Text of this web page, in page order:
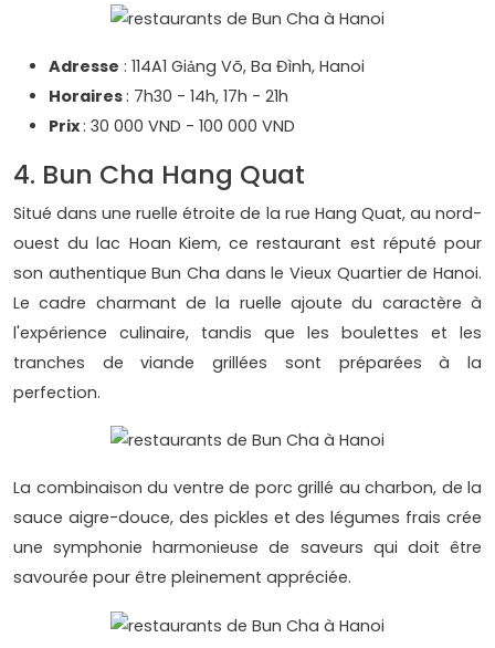
Adresse : 114A1 Giảng Võ, Ba Đình, Hanoi
Horaires: 7h30 - 14h, 17h - 21h
Prix: 30 000 VND - 100 000 VND
4. Bun Cha Hang Quat
Situé dans une ruelle étroite de la rue Hang Quat, au nord-
ouest du lac Hoan Kiem, ce restaurant est réputé pour
son authentique Bun Cha dans le Vieux Quartier de Hanoi.
Le cadre charmant de la ruelle ajoute du caractère à
l'expérience culinaire, tandis que les boulettes et les
tranches de viande grillées sont préparées à la
perfection.
La combinaison du ventre de porc grillé au charbon, de la
sauce aigre-douce, des pickles et des légumes frais crée
une symphonie harmonieuse de saveurs qui doit être
savourée pour être pleinement appréciée.